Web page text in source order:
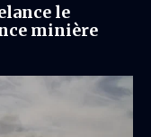
le
minière